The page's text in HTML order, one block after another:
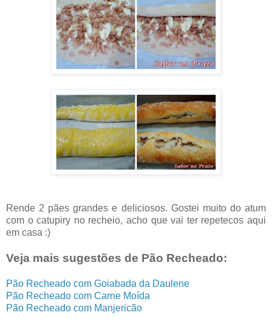
Rende 2 pães grandes e deliciosos. Gostei muito do atum
com o catupiry no recheio, acho que vai ter repetecos aqui
em casa :)
Veja mais sugestões de Pão Recheado:
Pão Recheado com Goiabada da Daulene
Pão Recheado com Carne Moída
Pão Recheado com Manjericão